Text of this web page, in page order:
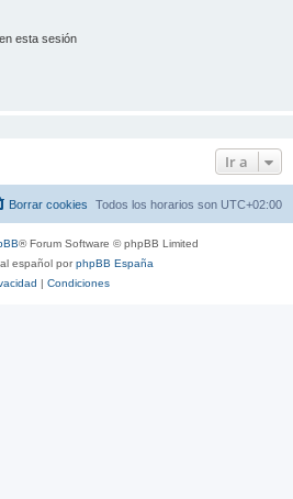
esta sesión
Ir a
Todos los horarios son UTC+02:00
Borrar cookies
® Forum Software © phpBB Limited
español porphpBB España
| Condiciones